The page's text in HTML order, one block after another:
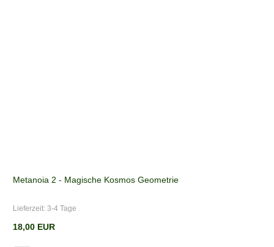
Metanoia 2 - Magische Kosmos Geometrie
Lieferzeit: 3-4 Tage
18,00 EUR